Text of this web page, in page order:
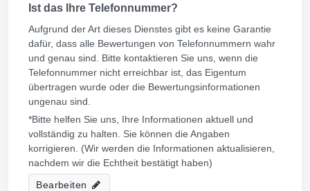
Ist das Ihre Telefonnummer?
Aufgrund der Art dieses Dienstes gibt es keine Garantie
dafür, dass alle Bewertungen von Telefonnummern wahr
und genau sind. Bitte kontaktieren Sie uns, wenn die
Telefonnummer nicht erreichbar ist, das Eigentum
übertragen wurde oder die Bewertungsinformationen
ungenau sind.
*Bitte helfen Sie uns, Ihre Informationen aktuell und
vollständig zu halten. Sie können die Angaben
korrigieren. (Wir werden die Informationen aktualisieren,
nachdem wir die Echtheit bestätigt haben)
Bearbeiten